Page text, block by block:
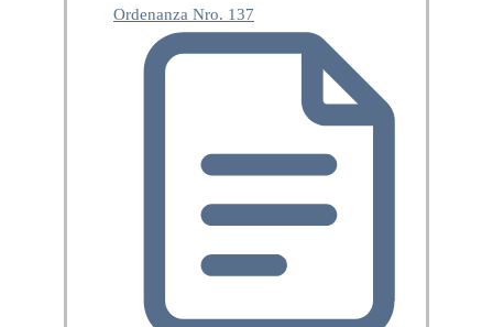
Ordenanza Nro. 137